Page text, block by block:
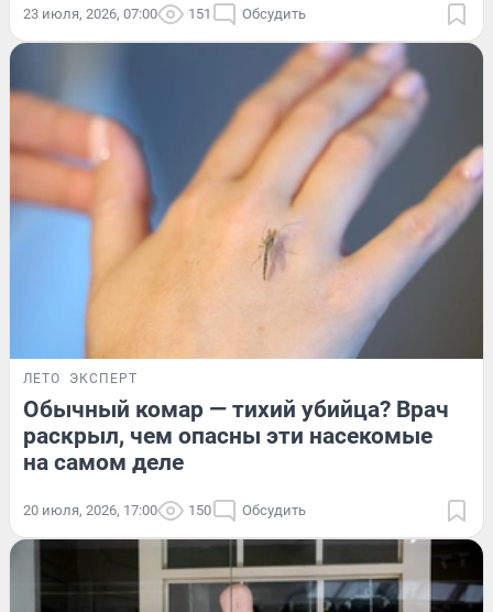
23 июля, 2026, 07:00 151 Обсудить
ЛЕТО ЭКСПЕРТ
Обычный комар — тихий убийца? Врач
раскрыл, чем опасны эти насекомые
на самом деле
20 июля, 2026, 17:00 150 Обсудить